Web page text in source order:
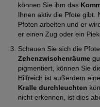
können Sie ihm das
Ihnen aktiv die Pfote gibt.
Pfoten arbeiten und er
er einen Zug oder ein
Schauen Sie sich die
Zehenzwischenräume
pigmentiert, können Sie
Hilfreich ist außerdem eine
Kralle durchleuchten
nicht erkennen, ist dies